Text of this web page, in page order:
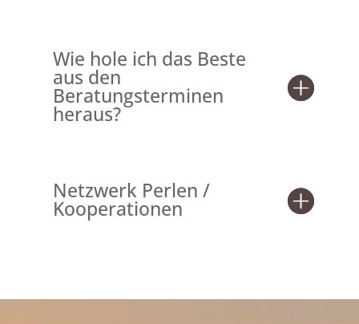
Wie hole ich das Beste
aus den
Beratungsterminen
heraus?
Netzwerk Perlen /
Kooperationen